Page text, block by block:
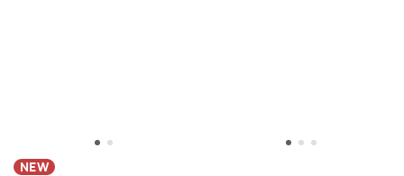
NEW